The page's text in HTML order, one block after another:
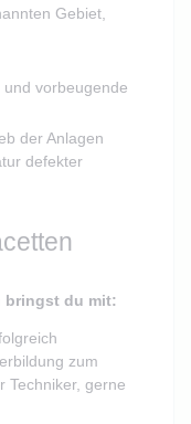
Gebiet,
vorbeugende
der Anlagen
defekter
bringst du mit:
zum
Techniker, gerne